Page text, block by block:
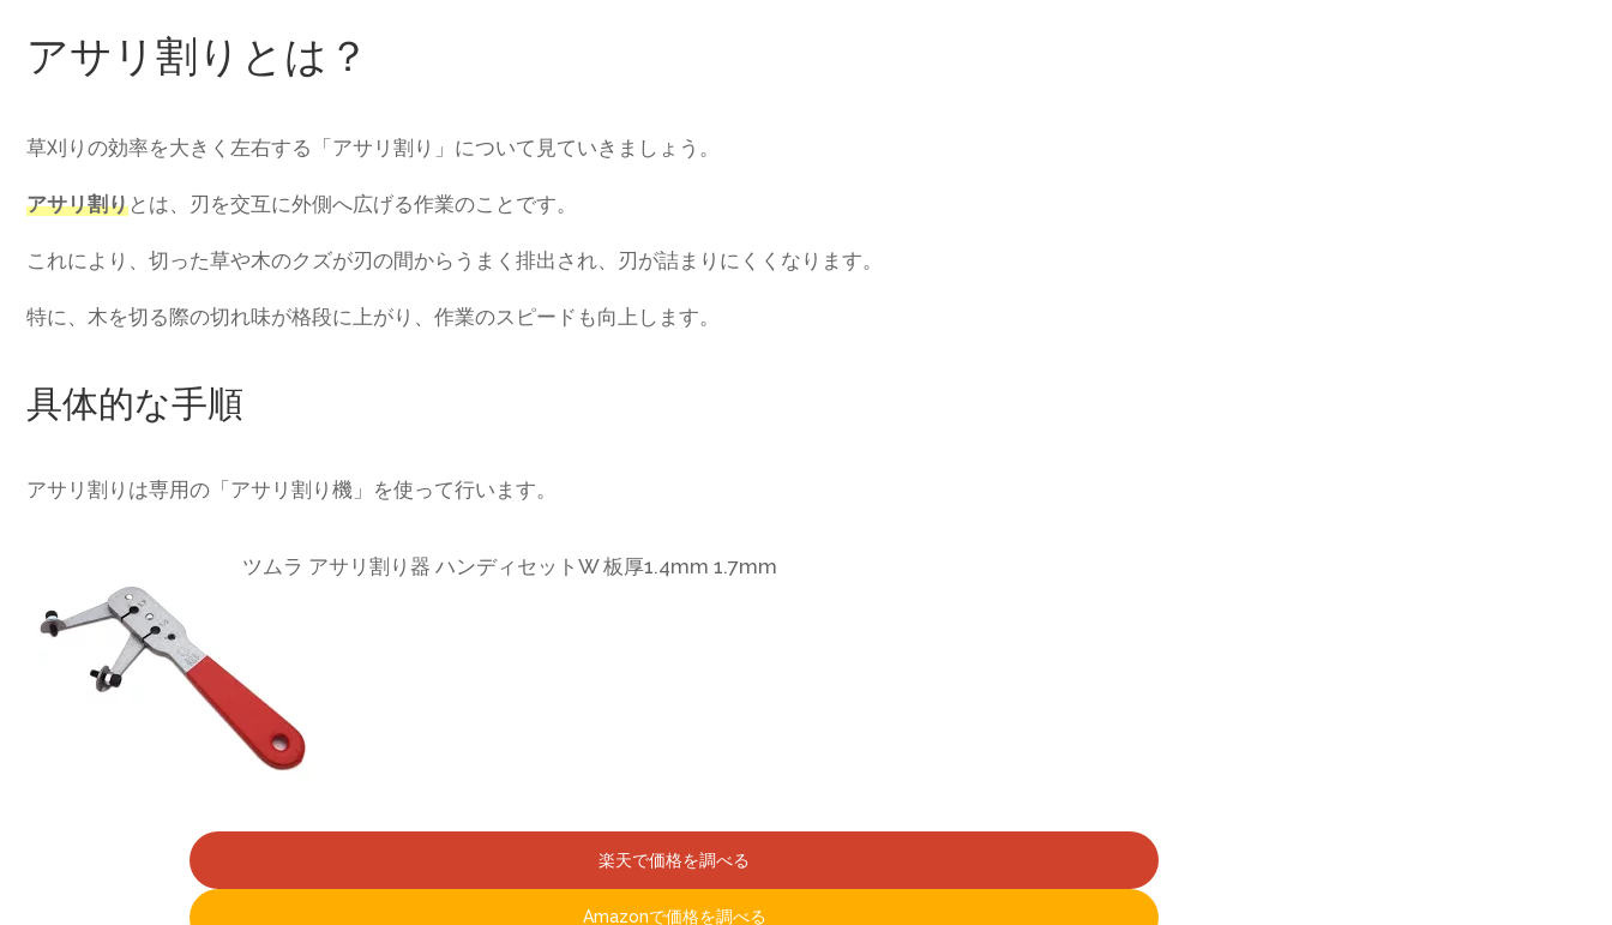
アサリ割りとは？
草刈りの効率を大きく左右する「アサリ割り」について見ていきましょう。
アサリ割りとは、刃を交互に外側へ広げる作業のことです。
これにより、切った草や木のクズが刃の間からうまく排出され、刃が詰まりにくくなります。
特に、木を切る際の切れ味が格段に上がり、作業のスピードも向上します。
具体的な手順
アサリ割りは専用の「アサリ割り機」を使って行います。
ツムラ アサリ割り器 ハンディセットW 板厚1.4mm 1.7mm
楽天で価格を調べる
Amazonで価格を調べる